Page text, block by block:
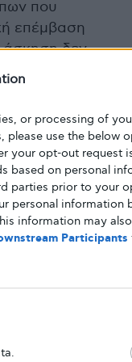
or processing of
please use the below
your opt-out request
based on personal
parties prior to your
personal information
information may
Participants
που
επέμβαση
άσκηση δεν
εκατομμύρια
η
οποίες υπήρχαν
στο AFP.
μειώνουν